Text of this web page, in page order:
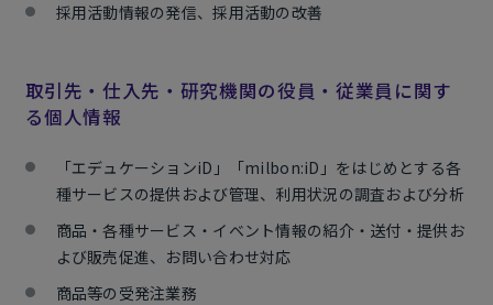
採用活動情報の発信、採用活動の改善
取引先・仕入先・研究機関の役員・従業員に関す
る個人情報
「エデュケーションiD」「milbon:iD」をはじめとする各
種サービスの提供および管理、利用状況の調査および分析
商品・各種サービス・イベント情報の紹介・送付・提供お
よび販売促進、お問い合わせ対応
商品等の受発注業務